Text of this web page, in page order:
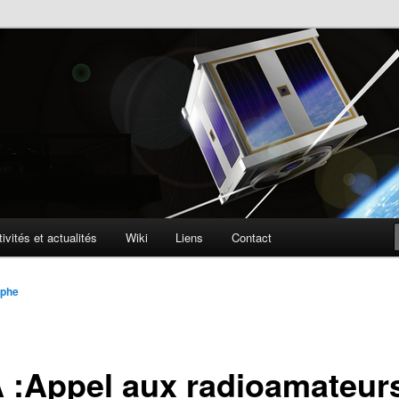
et actualités Wiki Liens Contact
:Appel aux